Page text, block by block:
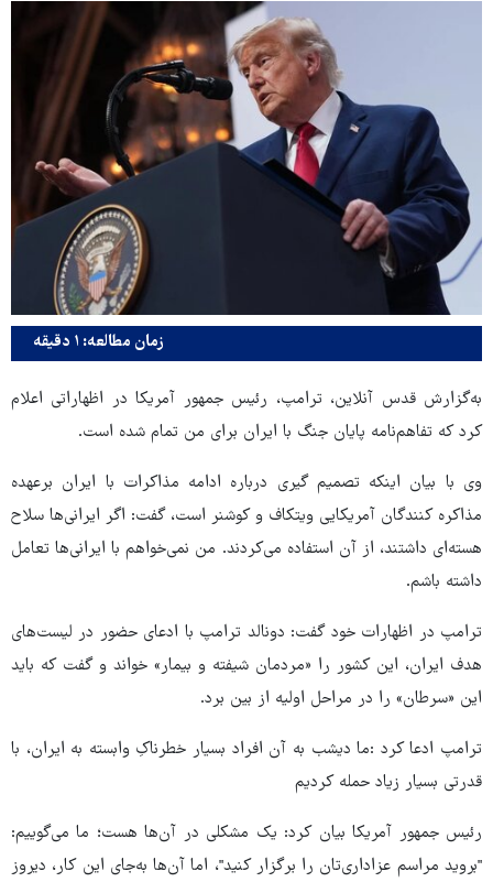
زمان مطالعه: ۱ دقیقه
به‌گزارش قدس آنلاین، ترامپ، رئیس جمهور آمریکا در اظهاراتی اعلام
کرد که تفاهم‌نامه پایان جنگ با ایران برای من تمام شده است.
وی با بیان اینکه تصمیم گیری درباره ادامه مذاکرات با ایران برعهده
مذاکره کنندگان آمریکایی ویتکاف و کوشنر است، گفت: اگر ایرانی‌ها سلاح
هسته‌ای داشتند، از آن استفاده می‌کردند. من نمی‌خواهم با ایرانی‌ها تعامل
داشته باشم.
ترامپ در اظهارات خود گفت: دونالد ترامپ با ادعای حضور در لیست‌های
هدف ایران، این کشور را «مردمان شیفته و بیمار» خواند و گفت که باید
این «سرطان» را در مراحل اولیه از بین برد.
ترامپ ادعا کرد :ما دیشب به آن افراد بسیار خطرناکِ وابسته به ایران، با
قدرتی بسیار زیاد حمله کردیم
رئیس جمهور آمریکا بیان کرد: یک مشکلی در آن‌ها هست؛ ما می‌گوییم:
"بروید مراسم عزاداری‌تان را برگزار کنید"، اما آن‌ها به‌جای این کار، دیروز